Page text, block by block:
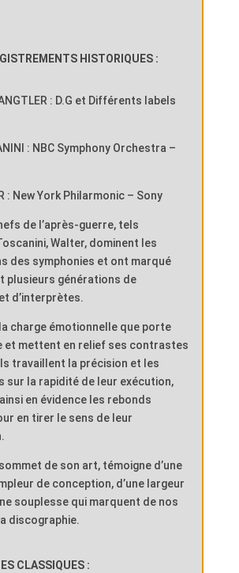
HISTORIQUES :
: D.G et Différents labels
: NBC Symphony Orchestra –
: New York Philarmonic – Sony
de l’après-guerre, tels
Walter, dominent les
des symphonies et ont marqué
plusieurs générations de
d’interprètes.
charge émotionnelle que porte
et mettent en relief ses contrastes
travaillent la précision et les
sur la rapidité de leur exécution,
en évidence les rebonds
en tirer le sens de leur
de son art, témoigne d’une
de conception, d’une largeur
souplesse qui marquent de nos
discographie.
CLASSIQUES :